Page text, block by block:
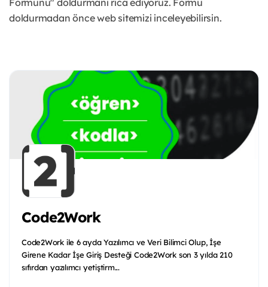
Formunu" doldurmanı rica ediyoruz. Formu
doldurmadan önce web sitemizi inceleyebilirsin.
Code2Work
Code2Work ile 6 ayda Yazılımcı ve Veri Bilimci Olup, İşe
Girene Kadar İşe Giriş Desteği Code2Work son 3 yılda 210
sıfırdan yazılımcı yetiştirm...